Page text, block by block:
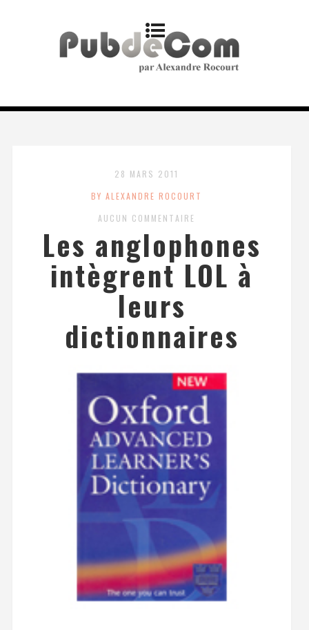
28 MARS 2011
BY ALEXANDRE ROCOURT
AUCUN COMMENTAIRE
Les anglophones
intègrent LOL à
leurs
dictionnaires